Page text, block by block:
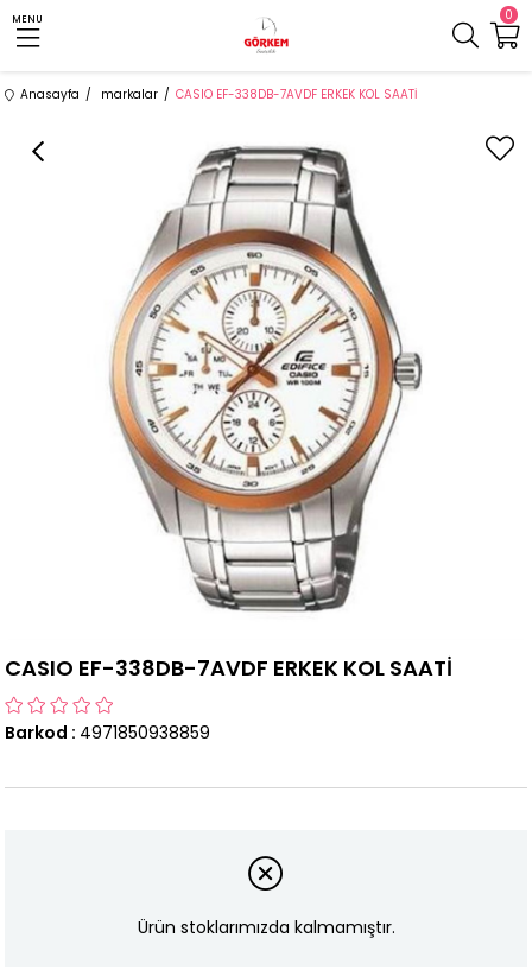
0
MENU
Anasayfa markalar CASIO EF-338DB-7AVDF ERKEK KOL SAATİ
CASIO EF-338DB-7AVDF ERKEK KOL SAATİ
Barkod : 4971850938859
Ürün stoklarımızda kalmamıştır.